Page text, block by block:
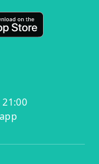
21:00